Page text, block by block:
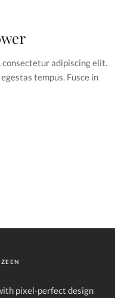
consectetur adipiscing elit.
tempus. Fusce in
pixel-perfect design